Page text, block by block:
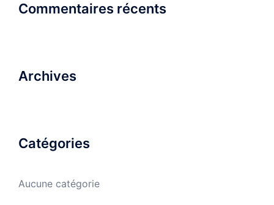
Commentaires récents
Archives
Catégories
Aucune catégorie